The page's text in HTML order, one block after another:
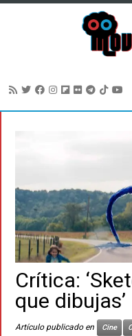
Crítica:
que dibujas’
Artículo publicado en Cine